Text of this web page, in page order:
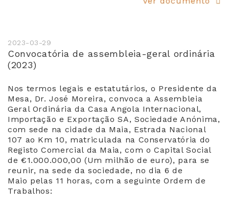
2023-03-29
Convocatória de assembleia-geral ordinária
(2023)
Nos termos legais e estatutários, o Presidente da
Mesa, Dr. José Moreira, convoca a Assembleia
Geral Ordinária da Casa Angola Internacional,
Importação e Exportação SA, Sociedade Anónima,
com sede na cidade da Maia, Estrada Nacional
107 ao Km 10, matriculada na Conservatória do
Registo Comercial da Maia, com o Capital Social
de €1.000.000,00 (Um milhão de euro), para se
reunir, na sede da sociedade, no dia 6 de
Maio pelas 11 horas, com a seguinte Ordem de
Trabalhos: